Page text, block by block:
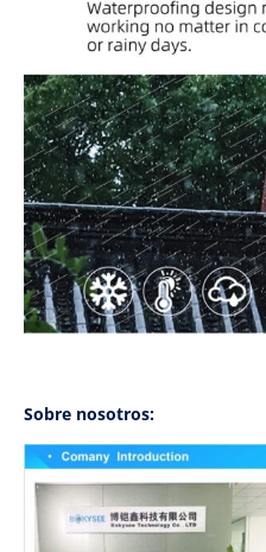
Sobre nosotros: